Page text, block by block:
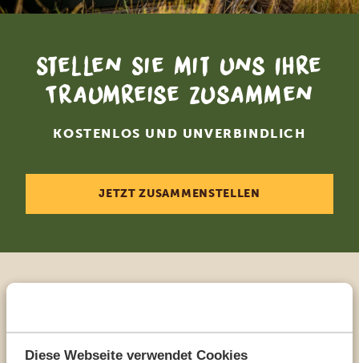
Diese Webseite verwendet Cookies
Stellen Sie mit uns Ihre
Traumreise zusammen
KOSTENLOS UND UNVERBINDLICH
JETZT ZUSAMMENSTELLEN
Reiseberater